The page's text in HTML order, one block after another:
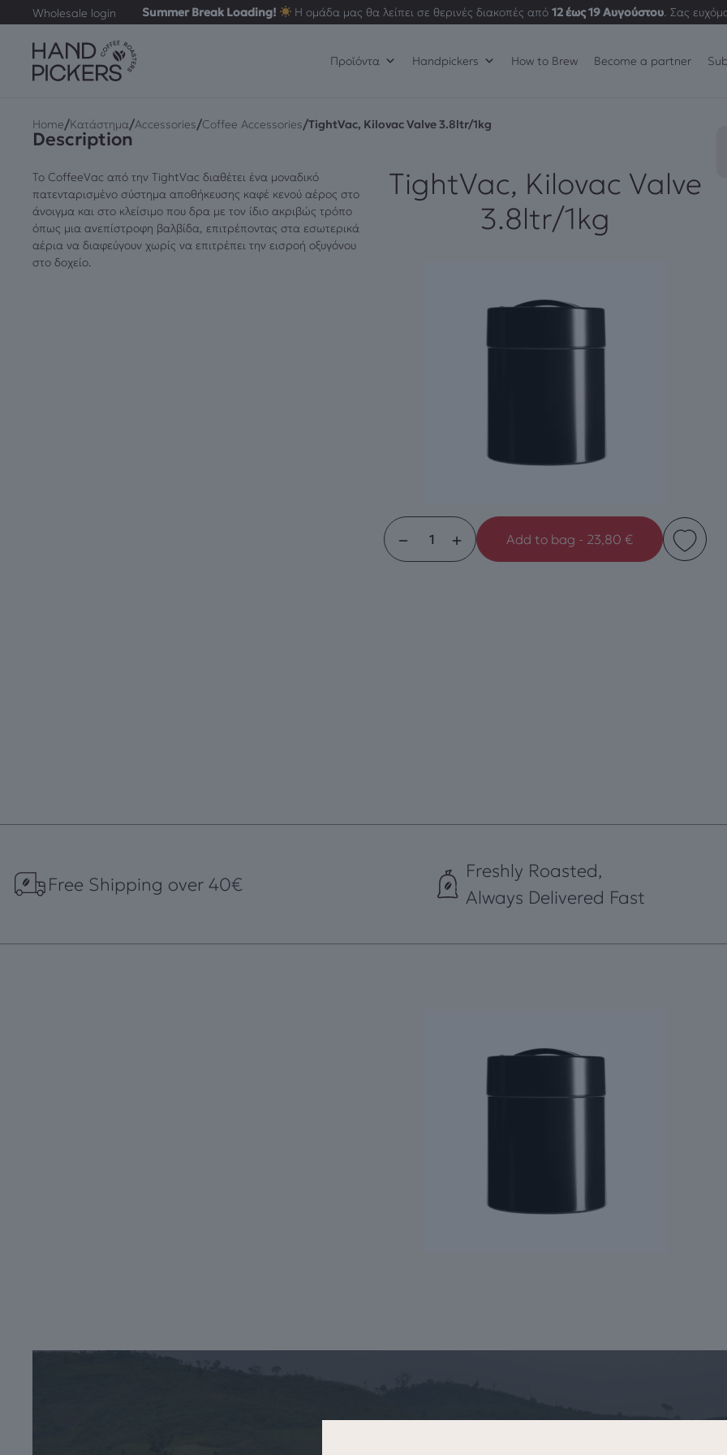
Wholesale login Summer Break Loading! Η ομάδα μας θα λείπει σε θερινές διακοπές από 12 έως 19 Αυγούστου. Σας
Προϊόντα Handpickers How to Brew Become a partner
Home/Κατάστημα/Accessories/Coffee Accessories/TightVac, Kilovac Valve 3.8ltr/1kg
Description
Το CoffeeVac από την TightVac διαθέτει ένα μοναδικό
πατενταρισμένο σύστημα αποθήκευσης καφέ κενού αέρος στο
άνοιγμα και στο κλείσιμο που δρα με τον ίδιο ακριβώς τρόπο
όπως μια ανεπίστροφη βαλβίδα, επιτρέποντας στα εσωτερικά
αέρια να διαφεύγουν χωρίς να επιτρέπει την εισροή οξυγόνου
στο δοχείο.
TightVac, Kilovac Valve
3.8ltr/1kg
TightVac,
Kilovac
Add to bag - 23,80 €
Free Shipping over 40€
Freshly Roasted,
Always Delivered Fast